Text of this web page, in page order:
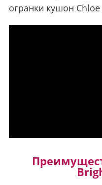
огранки кушон